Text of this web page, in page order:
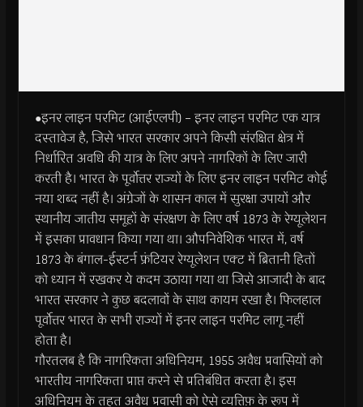
●इनर लाइन परमिट (आईएलपी) – इनर लाइन परमिट एक यात्र
दस्तावेज है, जिसे भारत सरकार अपने किसी संरक्षित क्षेत्र में
निर्धारित अवधि की यात्र के लिए अपने नागरिकों के लिए जारी
करती है। भारत के पूर्वोत्तर राज्यों के लिए इनर लाइन परमिट कोई
नया शब्द नहीं है। अंग्रेजों के शासन काल में सुरक्षा उपायों और
स्थानीय जातीय समूहों के संरक्षण के लिए वर्ष 1873 के रेग्यूलेशन
में इसका प्रावधान किया गया था। औपनिवेशिक भारत में, वर्ष
1873 के बंगाल-ईस्टर्न फ्रंटियर रेग्यूलेशन एक्ट में ब्रितानी हितों
को ध्यान में रखकर ये कदम उठाया गया था जिसे आजादी के बाद
भारत सरकार ने कुछ बदलावों के साथ कायम रखा है। फिलहाल
पूर्वोत्तर भारत के सभी राज्यों में इनर लाइन परमिट लागू नहीं
होता है।
गौरतलब है कि नागरिकता अधिनियम, 1955 अवैध प्रवासियों को
भारतीय नागरिकता प्राप्त करने से प्रतिबंधित करता है। इस
अधिनियम के तहत अवैध प्रवासी को ऐसे व्यत्तिफ़ के रूप में